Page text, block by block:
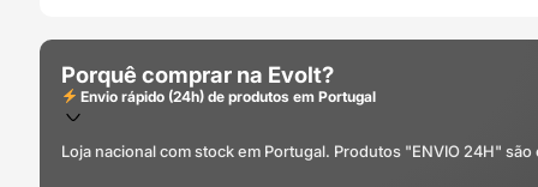
Porquê comprar na Evolt?
Envio rápido (24h) de produtos em Portugal
Loja nacional com stock em Portugal. Produtos "ENVIO 24H"